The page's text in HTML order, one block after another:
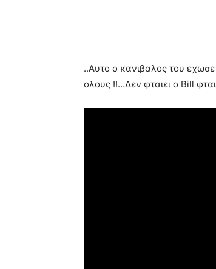
..Αυτο ο κανιβαλος του
ολους !!…Δεν φταιει ο Bill